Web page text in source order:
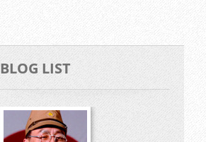
BLOG LIST